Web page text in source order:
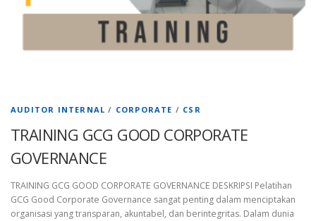
AUDITOR INTERNAL / CORPORATE / CSR
TRAINING GCG GOOD CORPORATE
GOVERNANCE
TRAINING GCG GOOD CORPORATE GOVERNANCE DESKRIPSI Pelatihan
GCG Good Corporate Governance sangat penting dalam menciptakan
organisasi yang transparan, akuntabel, dan berintegritas. Dalam dunia